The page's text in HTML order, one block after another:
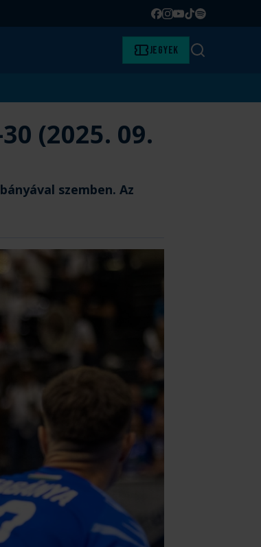
Facebook
Instagram
YouTube
TikTok
Spotify
Jegyek Keresés
(2025. 09.
szemben. Az